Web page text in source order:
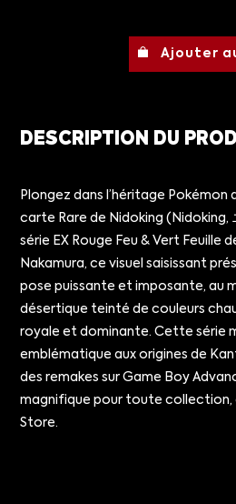
Ajouter
DESCRIPTION DU
Plongez dans l’héritage
carte Rare de Nidoking (Nidoking,
série EX Rouge Feu & Vert Feuille
Nakamura, ce visuel saisissant
pose puissante et imposante, au
désertique teinté de couleurs
royale et dominante. Cette série
emblématique aux origines de
des remakes sur Game Boy
magnifique pour toute collection,
Store.